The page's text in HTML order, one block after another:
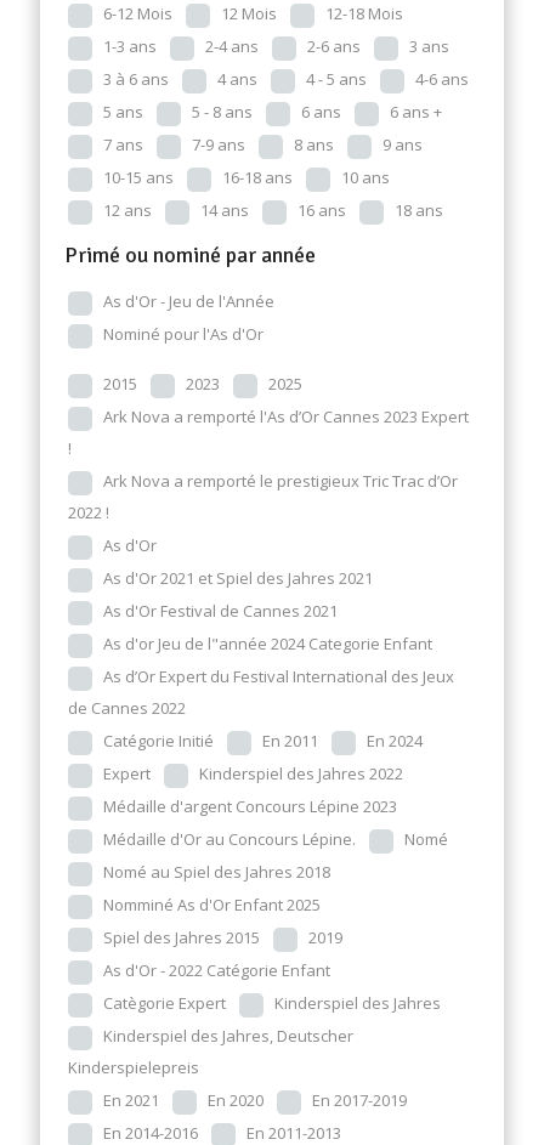
6-12 Mois
12 Mois
12-18 Mois
1-3 ans
2-4 ans 2-6 ans
3 ans
3 à 6 ans
4 ans 4 - 5 ans
4-6 ans
5 ans
5 - 8 ans 6 ans
6 ans +
7 ans
7-9 ans 8 ans
9 ans
10-15 ans
16-18 ans
10 ans
12 ans
14 ans 16 ans 18 ans
Primé ou nominé par année
As d'Or - Jeu de l'Année
Nominé pour l'As d'Or
2015 2023
2025
Ark Nova a remporté l'As d’Or Cannes 2023 Expert
!
Ark Nova a remporté le prestigieux Tric Trac d’Or
2022 !
As d'Or
As d'Or 2021 et Spiel des Jahres 2021
As d'Or Festival de Cannes 2021
As d'or Jeu de l"année 2024 Categorie Enfant
As d’Or Expert du Festival International des Jeux
de Cannes 2022
Catégorie Initié
En 2011
En 2024
Expert
Kinderspiel des Jahres 2022
Médaille d'argent Concours Lépine 2023
Médaille d'Or au Concours Lépine.
Nomé
Nomé au Spiel des Jahres 2018
Nomminé As d'Or Enfant 2025
Spiel des Jahres 2015
2019
As d'Or - 2022 Catégorie Enfant
Catègorie Expert
Kinderspiel des Jahres
Kinderspiel des Jahres, Deutscher
Kinderspielepreis
En 2021
En 2020
En 2017-2019
En 2014-2016
En 2011-2013